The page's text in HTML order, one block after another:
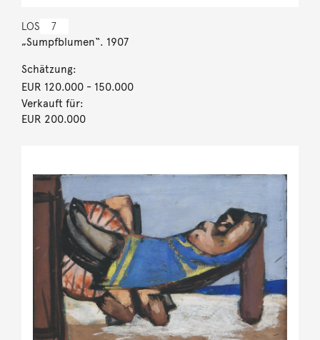
LOS 7
„Sumpfblumen“. 1907
Schätzung:
EUR 120.000- 150.000
Verkauft für:
EUR 200.000